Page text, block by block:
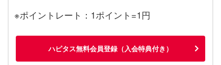
※ポイントレート：1ポイント=1円
ハピタス無料会員登録（入会特典付き）